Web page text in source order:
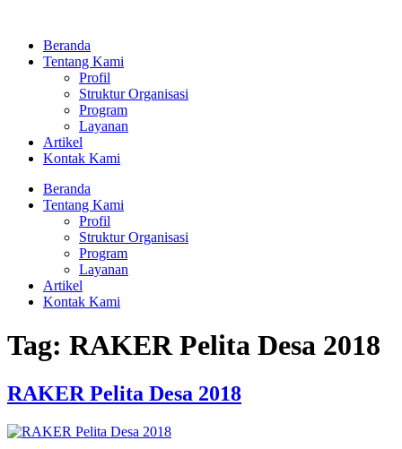
kontenBeranda
Tentang Kami
Profil
Struktur Organisasi
Program
Layanan
Artikel
Kontak Kami
Beranda
Tentang Kami
Profil
Struktur Organisasi
Program
Layanan
Artikel
Kontak Kami
Tag: RAKER Pelita Desa 2018
RAKER Pelita Desa 2018